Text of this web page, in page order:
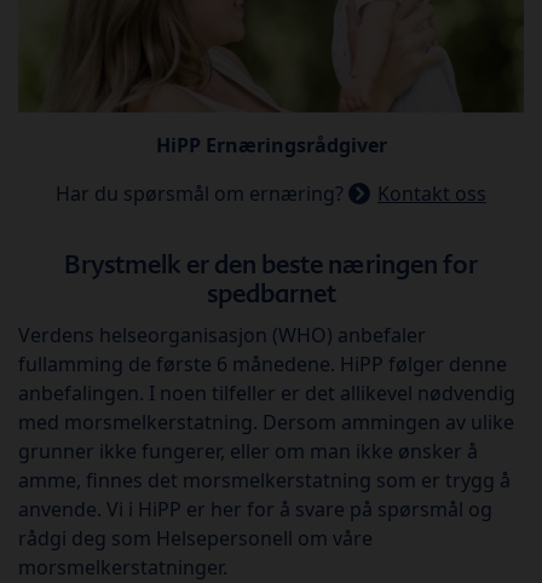
HiPP Ernæringsrådgiver
Har du spørsmål om ernæring?
Kontakt oss
Brystmelk er den beste næringen for
spedbarnet
Verdens helseorganisasjon (WHO) anbefaler
fullamming de første 6 månedene. HiPP følger denne
anbefalingen. I noen tilfeller er det allikevel nødvendig
med morsmelkerstatning. Dersom ammingen av ulike
grunner ikke fungerer, eller om man ikke ønsker å
amme, finnes det morsmelkerstatning som er trygg å
anvende. Vi i HiPP er her for å svare på spørsmål og
rådgi deg som Helsepersonell om våre
morsmelkerstatninger.